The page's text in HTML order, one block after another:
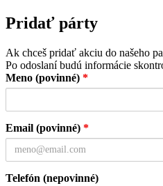
Pridať párty
Ak chceš pridať akciu do našeho
Po odoslaní budú informácie
Meno (povinné) *
Email (povinné) *
Telefón (nepovinné)